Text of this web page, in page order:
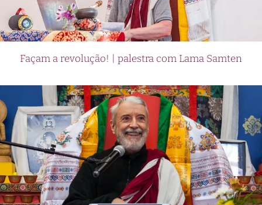
Façam a revolução! | palestra com Lama Samten